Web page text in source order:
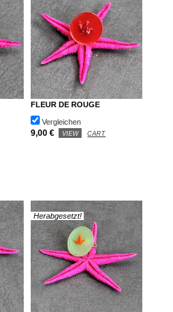
FLEUR DE ROUGE
Vergleichen
9,00 € VIEW CART
Herabgesetzt!